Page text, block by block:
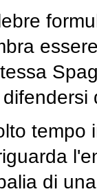
tempo
di